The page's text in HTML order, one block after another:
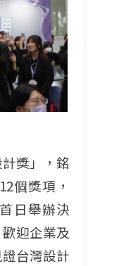
獎」，銘
個獎項，
日舉辦決
迎企業及
台灣設計